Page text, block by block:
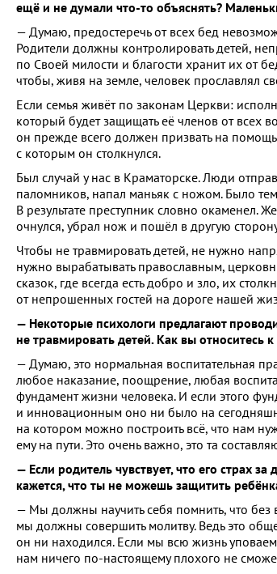
ещё и не думали что-то объяснять?
— Думаю, предостеречь от всех бед
Родители должны контролировать детей,
по Своей милости и благости хранит их от
чтобы, живя на земле, человек прославлял
Если семья живёт по законам Церкви:
который будет защищать её членов от всех
он прежде всего должен призвать на
с которым он столкнулся.
Был случай у нас в Краматорске. Люди
паломников, напал маньяк с ножом. Было
В результате преступник словно окаменел.
очнулся, убрал нож и пошёл в другую
Чтобы не травмировать детей, не нужно
нужно вырабатывать православным,
сказок, где всегда есть добро и зло, их
от непрошенных гостей на дороге нашей
— Некоторые психологи предлагают
не травмировать детей. Как вы относитесь
— Думаю, это нормальная воспитательная
любое наказание, поощрение, любая
фундамент жизни человека. И если этого
и инновационным оно ни было на
на котором можно построить всё, что нам
ему на пути. Это очень важно, это та
— Если родитель чувствует, что его страх
кажется, что ты не можешь защитить
— Мы должны научить себя помнить, что без
мы должны совершить молитву. Ведь это
он ни находился. Если мы всю жизнь
нам ничего по-настоящему плохого не